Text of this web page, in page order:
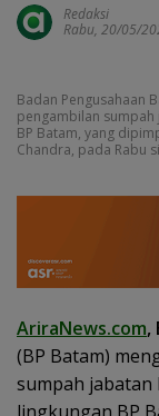
Redaksi
Rabu, 20/05/
Badan Pengusahaan
pengambilan sumpah
BP Batam, yang
Chandra, pada Rabu
AriraNews.com,
(BP Batam)
sumpah